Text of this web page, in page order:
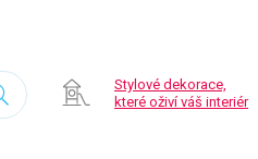
Stylové dekorace,
které oživí váš interiér